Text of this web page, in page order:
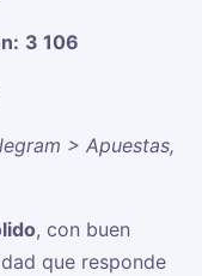
3 106
> Apuestas,
, con buen
que responde